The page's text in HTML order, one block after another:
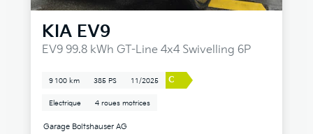
KIA EV9
EV9 99.8 kWh GT-Line 4x4 Swivelling 6P
9 100 km 385 PS 11/2025 C
Electrique 4 roues motrices
Garage Boltshauser AG